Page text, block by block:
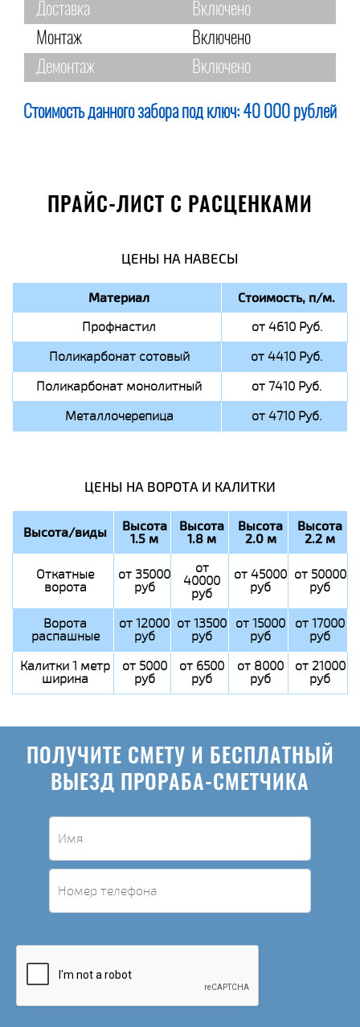
Доставка
Включено
Монтаж
Включено
Демонтаж
Включено
Стоимость данного забора под ключ: 40 000 рублей
ПРАЙС-ЛИСТ С РАСЦЕНКАМИ
ЦЕНЫ НА НАВЕСЫ
Материал Стоимость, п/м.
Профнастил
от 4610 Руб.
Поликарбонат сотовый
от 4410 Руб.
Поликарбонат монолитный
от 7410 Руб.
Металлочерепица
от 4710 Руб.
ЦЕНЫ НА ВОРОТА И КАЛИТКИ
Высота/виды Высота
1.5 м
Высота
1.8 м
Высота
2.0 м
Высота
2.2 м
Откатные
ворота
от 35000
руб
от
40000
руб
от 45000
руб
от 50000
руб
Ворота
распашные
от 12000
руб
от 13500
руб
от 15000
руб
от 17000
руб
Калитки 1 метр
ширина
от 5000
руб
от 6500
руб
от 8000
руб
от 21000
руб
ПОЛУЧИТЕ СМЕТУ И БЕСПЛАТНЫЙ
ВЫЕЗД ПРОРАБА-СМЕТЧИКА